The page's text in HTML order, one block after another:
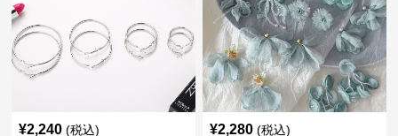
¥2,240 (税込) ¥2,280 (税込)